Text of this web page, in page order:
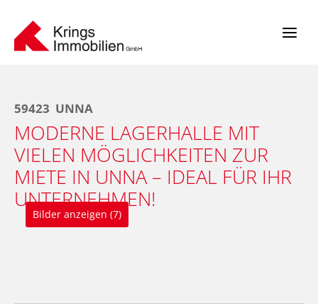
Inhalt
springen
59423 UNNA
MODERNE LAGERHALLE MIT
VIELEN MÖGLICHKEITEN ZUR
MIETE IN UNNA – IDEAL FÜR IHR
UNTERNEHMEN!
Bilder anzeigen (7)